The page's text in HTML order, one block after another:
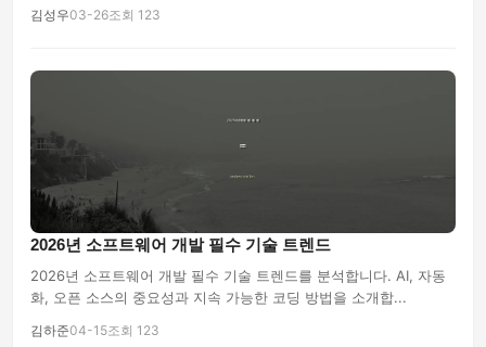
김성우03-26조회 123
2026년 소프트웨어 개발 필수 기술 트렌드
2026년 소프트웨어 개발 필수 기술 트렌드를 분석합니다. AI, 자동
화, 오픈 소스의 중요성과 지속 가능한 코딩 방법을 소개합...
김하준04-15조회 123